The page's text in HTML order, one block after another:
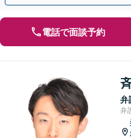
電話で面談予約
弁
弁